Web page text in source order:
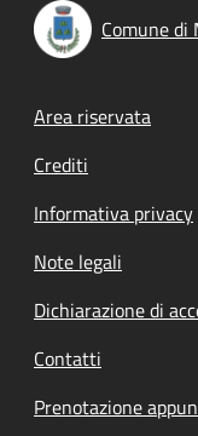
Comune di
Footer
Area riservata
Crediti
Informativa privacy
Note legali
Dichiarazione di
Contatti
Prenotazione